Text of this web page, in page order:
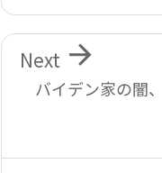
バイデン家の闇

Next